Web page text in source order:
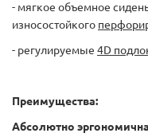
- мягкое объемное
износостойкого
- регулируемые 4D
Преимущества:
Абсолютно